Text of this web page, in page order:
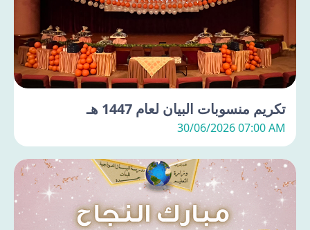
تكريم منسوبات البيان لعام 1447 هـ
30/06/2026 07:00 AM